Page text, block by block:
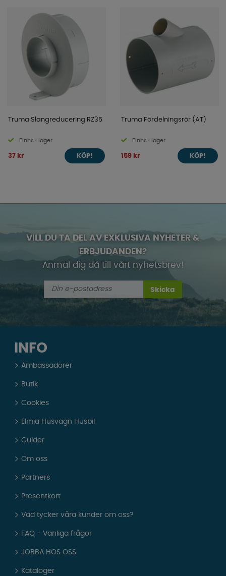
Truma Slangreducering RZ35
Finns i lager
37 kr KÖP!
Truma Fördelningsrör (AT)
Finns i lager
159 kr KÖP!
VILL DU TA DEL AV EXKLUSIVA NYHETER &
ERBJUDANDEN?
Anmäl dig då till vårt nyhetsbrev!
Skicka
INFO
Ambassadörer
Butik
Cookies
Elmia Husvagn Husbil
Guider
Om oss
Partners
Presentkort
Vad tycker våra kunder om oss?
FAQ - Vanliga frågor
JOBBA HOS OSS
Kataloger